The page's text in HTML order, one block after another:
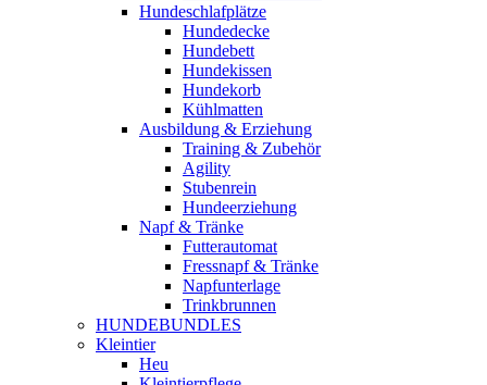
Hundeschlafplätze
Hundedecke
Hundebett
Hundekissen
Hundekorb
Kühlmatten
Ausbildung & Erziehung
Training & Zubehör
Agility
Stubenrein
Hundeerziehung
Napf & Tränke
Futterautomat
Fressnapf & Tränke
Napfunterlage
Trinkbrunnen
HUNDEBUNDLES
Kleintier
Heu